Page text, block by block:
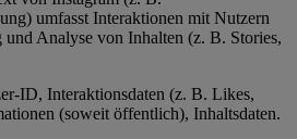
umfasst Interaktionen mit Nutzern
Analyse von Inhalten (z. B. Stories,
ID, Interaktionsdaten (z. B. Likes,
(soweit öffentlich), Inhaltsdaten.